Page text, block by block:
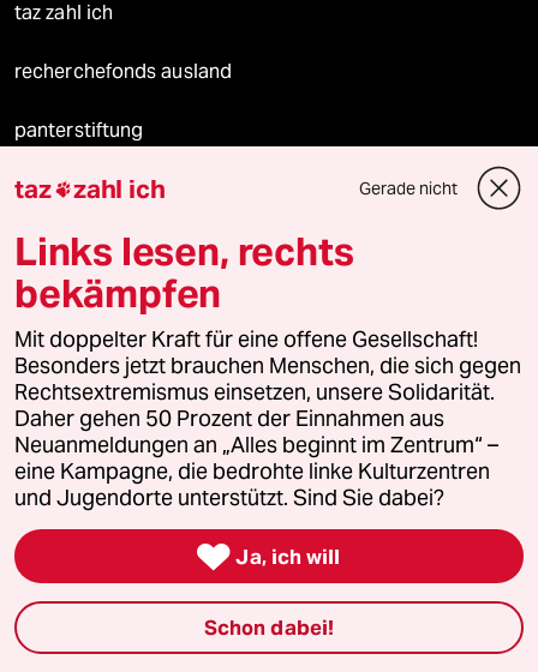
taz zahl ich
recherchefonds ausland
panterstiftung
panterpreis 2026
Podcast
bundestalk
fernverbindung
klima update°
Mauerecho
Freie Rede
taz zahl ich Gerade nicht
Links lesen, rechts
bekämpfen
Mit doppelter Kraft für eine offene Gesellschaft!
Besonders jetzt brauchen Menschen, die sich gegen
Rechtsextremismus einsetzen, unsere Solidarität.
Daher gehen 50 Prozent der Einnahmen aus
Neuanmeldungen an „Alles beginnt im Zentrum“ –
eine Kampagne, die bedrohte linke Kulturzentren
und Jugendorte unterstützt. Sind Sie dabei?
 Ja, ich will
Schon dabei!